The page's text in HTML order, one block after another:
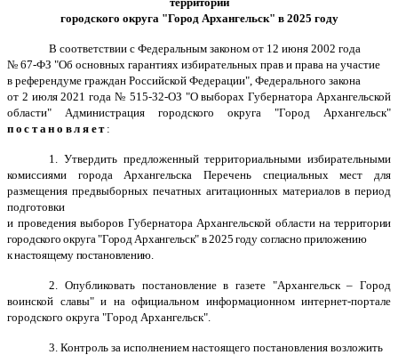
городского округа "Город Архангельск" в 2025 году
В соответствии с Федеральным законом от 12 июня 2002 года
№ 67-ФЗ "Об основных гарантиях избирательных прав и права на участие
в референдуме граждан Российской Федерации", Федерального закона
от 2 июля 2021 года № 515-32-ОЗ "О выборах Губернатора Архангельской
области" Администрация городского округа "Город Архангельск"
постановляет :
1. Утвердить предложенный территориальными избирательными
комиссиями города Архангельска Перечень специальных мест для
размещения предвыборных печатных агитационных материалов в период
подготовки
и проведения выборов Губернатора Архангельской областина территории
городского округа "Город Архангельск" в 2025 году согласно приложению
к настоящему постановлению.
2. Опубликовать постановление в газете "Архангельск – Город
воинской славы" и на официальном информационном интернет-портале
городского округа "Город Архангельск".
3. Контроль за исполнением настоящего постановления возложить